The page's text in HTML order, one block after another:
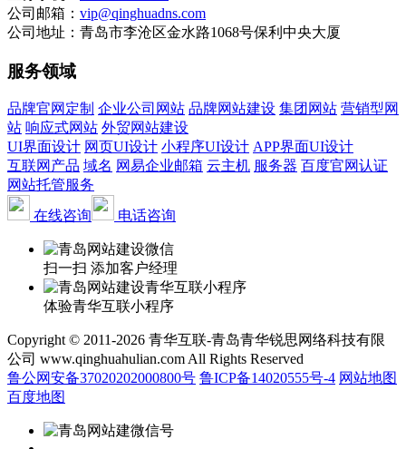
公司邮箱： vip@qinghuadns.com
公司地址：青岛市李沧区金水路1068号保利中央大厦
服务领域
品牌官网定制 企业公司网站 品牌网站建设 集团网站 营销型网
站 响应式网站 外贸网站建设
UI界面设计 网页UI设计 小程序UI设计 APP界面UI设计
互联网产品 域名 网易企业邮箱 云主机 服务器 百度官网认证
网站托管服务
在线咨询
电话咨询
扫一扫 添加客户经理
体验青华互联小程序
Copyright © 2011-2026 青华互联-青岛青华锐思网络科技有限
公司 www.qinghuahulian.com All Rights Reserved
鲁公网安备37020202000800号 鲁ICP备14020555号-4 网站地图
百度地图